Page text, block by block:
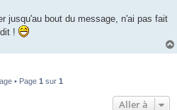
jusqu'au bout du message, n'ai pas fait
!
• Page 1 sur 1
Aller à